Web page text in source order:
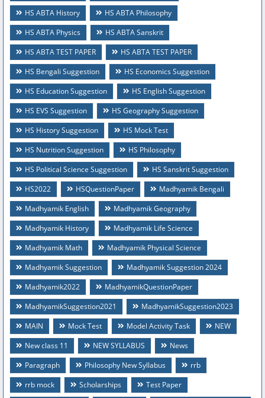
HS ABTA History
HS ABTA Philosophy
HS ABTA Physics
HS ABTA Sanskrit
HS ABTA TEST PAPER
HS ABTA TEST PAPER
HS Bengali Suggestion
HS Economics Suggestion
HS Education Suggestion
HS English Suggestion
HS EVS Suggestion
HS Geography Suggestion
HS History Suggestion
HS Mock Test
HS Nutrition Suggestion
HS Philosophy
HS Political Science Suggestion
HS Sanskrit Suggestion
HS2022
HSQuestionPaper
Madhyamik Bengali
Madhyamik English
Madhyamik Geography
Madhyamik History
Madhyamik Life Science
Madhyamik Math
Madhyamik Physical Science
Madhyamik Suggestion
Madhyamik Suggestion 2024
Madhyamik2022
MadhyamikQuestionPaper
MadhyamikSuggestion2021
MadhyamikSuggestion2023
MAIN
Mock Test Model Activity Task
NEW
New class 11
NEW SYLLABUS
News
Paragraph
Philosophy New Syllabus
rrb
rrb mock
Scholarships
Test Paper